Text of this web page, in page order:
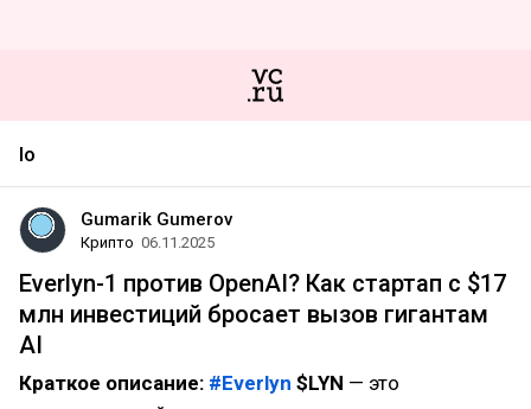
Io
Gumarik Gumerov
Крипто 06.11.2025
Everlyn-1 против OpenAI? Как стартап с $17
млн инвестиций бросает вызов гигантам
AI
Краткое описание: #Everlyn $LYN — это